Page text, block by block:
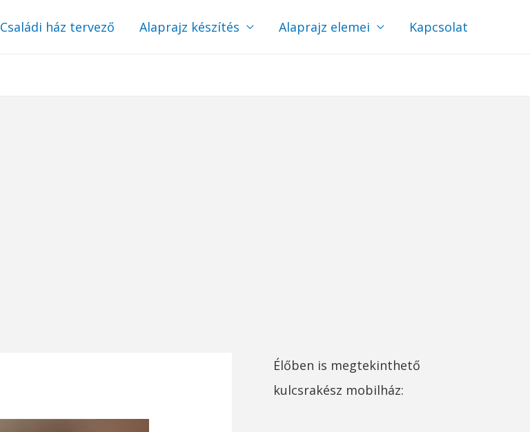
Családi ház tervező Alaprajz készítés Alaprajz elemei Kapcsolat
Élőben is megtekinthető
kulcsrakész mobilház: